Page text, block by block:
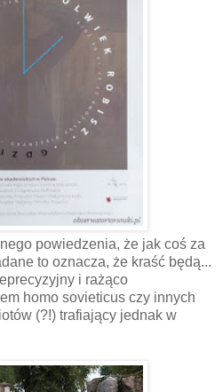
powiedzenia, że jak coś za
to oznacza, że kraść będą...
i rażąco
homo sovieticus czy innych
(?!) trafiający jednak w